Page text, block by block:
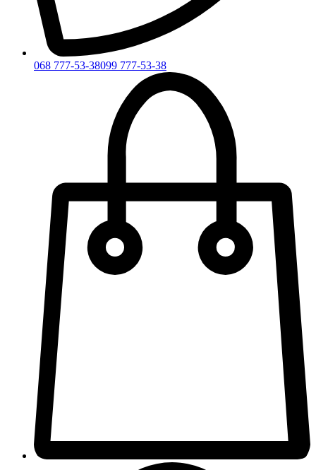
068 777-53-38099 777-53-38